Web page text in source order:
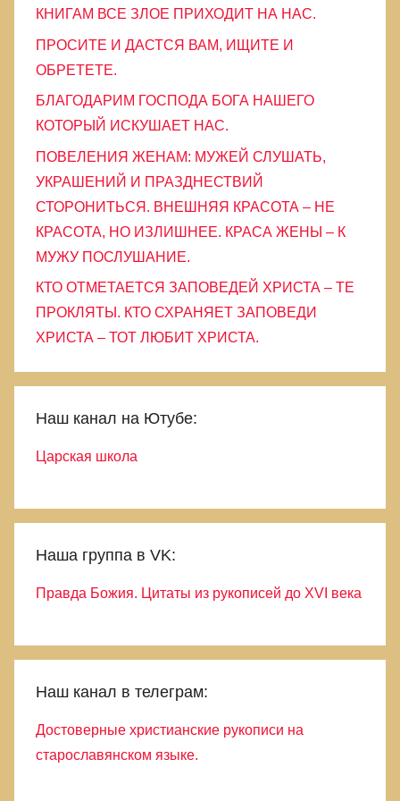
и
КНИГАМ ВСЕ ЗЛОЕ ПРИХОДИТ НА НАС.
ПРОСИТЕ И ДАСТСЯ ВАМ, ИЩИТЕ И
ОБРЕТЕТЕ.
БЛАГОДАРИМ ГОСПОДА БОГА НАШЕГО
КОТОРЫЙ ИСКУШАЕТ НАС.
ПОВЕЛЕНИЯ ЖЕНАМ: МУЖЕЙ СЛУШАТЬ,
УКРАШЕНИЙ И ПРАЗДНЕСТВИЙ
СТОРОНИТЬСЯ. ВНЕШНЯЯ КРАСОТА – НЕ
КРАСОТА, НО ИЗЛИШНЕЕ. КРАСА ЖЕНЫ – К
МУЖУ ПОСЛУШАНИЕ.
КТО ОТМЕТАЕТСЯ ЗАПОВЕДЕЙ ХРИСТА – ТЕ
ПРОКЛЯТЫ. КТО СХРАНЯЕТ ЗАПОВЕДИ
ХРИСТА – ТОТ ЛЮБИТ ХРИСТА.
Наш канал на Ютубе:
Царская школа
Наша группа в VK:
Правда Божия. Цитаты из рукописей до XVI века
Наш канал в телеграм:
Достоверные христианские рукописи на
старославянском языке.